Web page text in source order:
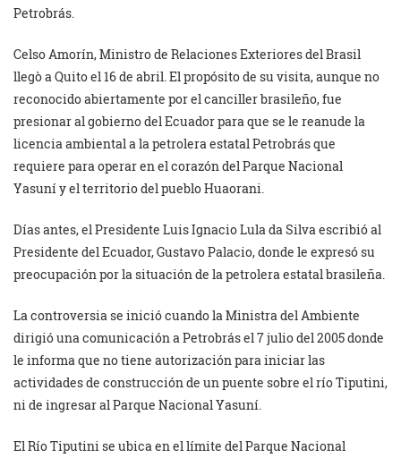
Petrobrás.
Celso Amorín, Ministro de Relaciones Exteriores del Brasil
llegò a Quito el 16 de abril. El propósito de su visita, aunque no
reconocido abiertamente por el canciller brasileño, fue
presionar al gobierno del Ecuador para que se le reanude la
licencia ambiental a la petrolera estatal Petrobrás que
requiere para operar en el corazón del Parque Nacional
Yasuní y el territorio del pueblo Huaorani.
Días antes, el Presidente Luis Ignacio Lula da Silva escribió al
Presidente del Ecuador, Gustavo Palacio, donde le expresó su
preocupación por la situación de la petrolera estatal brasileña.
La controversia se inició cuando la Ministra del Ambiente
dirigió una comunicación a Petrobrás el 7 julio del 2005 donde
le informa que no tiene autorización para iniciar las
actividades de construcción de un puente sobre el río Tiputini,
ni de ingresar al Parque Nacional Yasuní.
El Río Tiputini se ubica en el límite del Parque Nacional